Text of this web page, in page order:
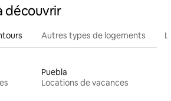
découvrir
Autres types de logements
Puebla
Locations de vacances